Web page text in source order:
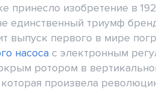
принесло изобретение в
единственный триумф
выпуск первого в мире
насоса с электронным
ротором в
произвела